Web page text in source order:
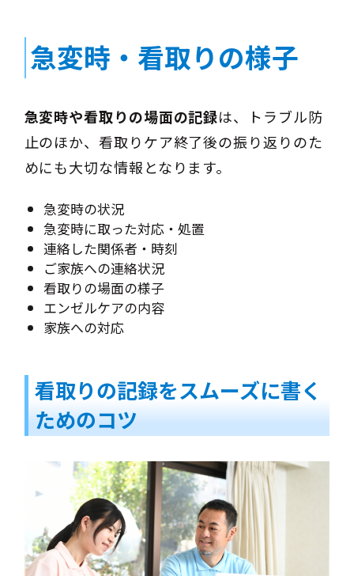
急変時・看取りの様子
急変時や看取りの場面の記録は、トラブル防
止のほか、看取りケア終了後の振り返りのた
めにも大切な情報となります。
急変時の状況
急変時に取った対応・処置
連絡した関係者・時刻
ご家族への連絡状況
看取りの場面の様子
エンゼルケアの内容
家族への対応
看取りの記録をスムーズに書く
ためのコツ